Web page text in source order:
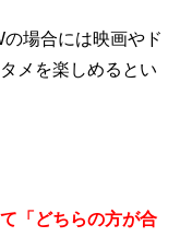
場合には映画やド
メを楽しめるとい
「どちらの方が合